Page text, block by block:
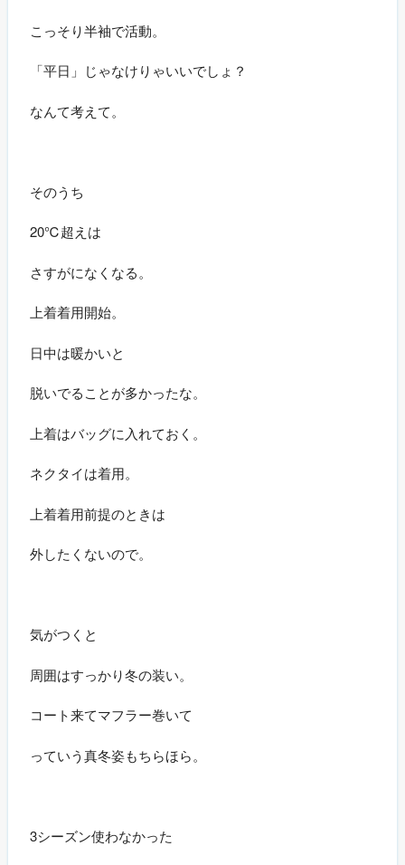
こっそり半袖で活動。
「平日」じゃなけりゃいいでしょ？
なんて考えて。
そのうち
20℃超えは
さすがになくなる。
上着着用開始。
日中は暖かいと
脱いでることが多かったな。
上着はバッグに入れておく。
ネクタイは着用。
上着着用前提のときは
外したくないので。
気がつくと
周囲はすっかり冬の装い。
コート来てマフラー巻いて
っていう真冬姿もちらほら。
3シーズン使わなかった